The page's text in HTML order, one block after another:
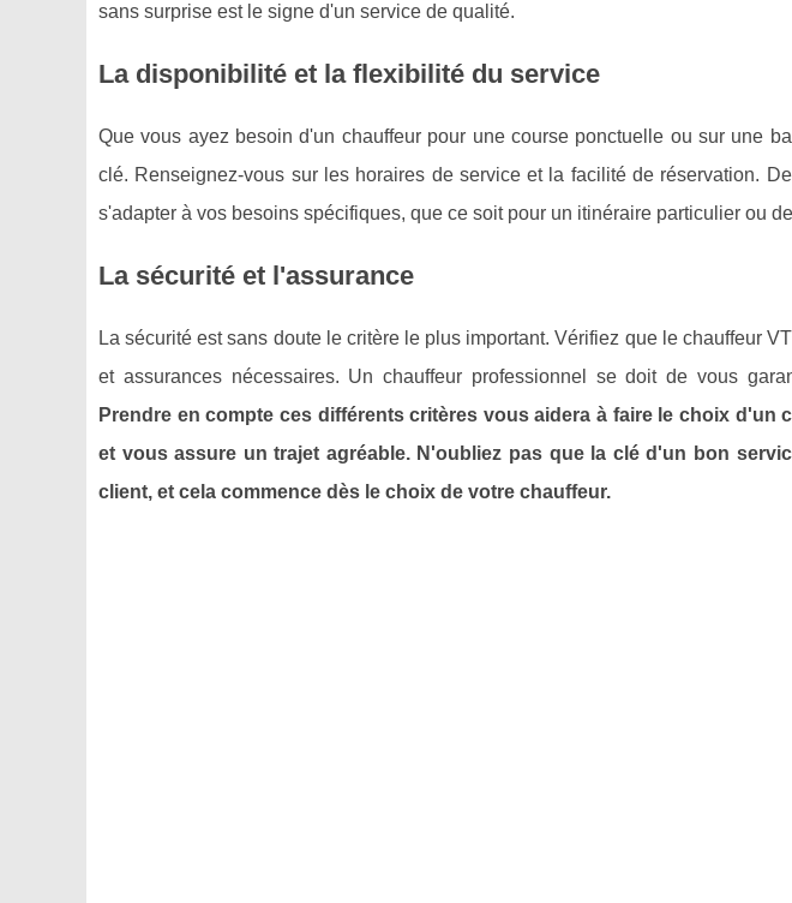
sans surprise est le signe d'un service de qualité.
La disponibilité et la flexibilité du service
Que vous ayez besoin d'un chauffeur pour une course ponctuelle ou sur une
clé. Renseignez-vous sur les horaires de service et la facilité de réservation.
s'adapter à vos besoins spécifiques, que ce soit pour un itinéraire particulier ou
La sécurité et l'assurance
La sécurité est sans doute le critère le plus important. Vérifiez que le chauffeur
et assurances nécessaires. Un chauffeur professionnel se doit de vous
Prendre en compte ces différents critères vous aidera à faire le choix d'un
et vous assure un trajet agréable. N'oubliez pas que la clé d'un bon
client, et cela commence dès le choix de votre chauffeur.